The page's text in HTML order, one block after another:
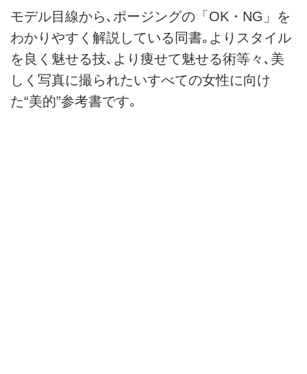
モデル目線から､ポージングの「OK・NG」を
わかりやすく解説している同書｡よりスタイル
を良く魅せる技､より痩せて魅せる術等々､美
しく写真に撮られたいすべての女性に向け
た“美的”参考書です｡